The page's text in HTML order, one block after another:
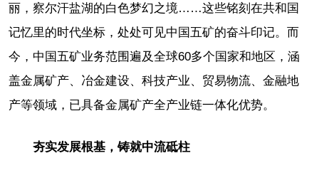
丽，察尔汗盐湖的白色梦幻之境……这些铭刻在共和国
记忆里的时代坐标，处处可见中国五矿的奋斗印记。而
今，中国五矿业务范围遍及全球60多个国家和地区，涵
盖金属矿产、冶金建设、科技产业、贸易物流、金融地
产等领域，已具备金属矿产全产业链一体化优势。
夯实发展根基，铸就中流砥柱